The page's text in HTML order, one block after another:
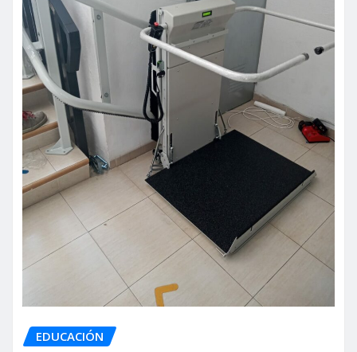
EDUCACIÓN